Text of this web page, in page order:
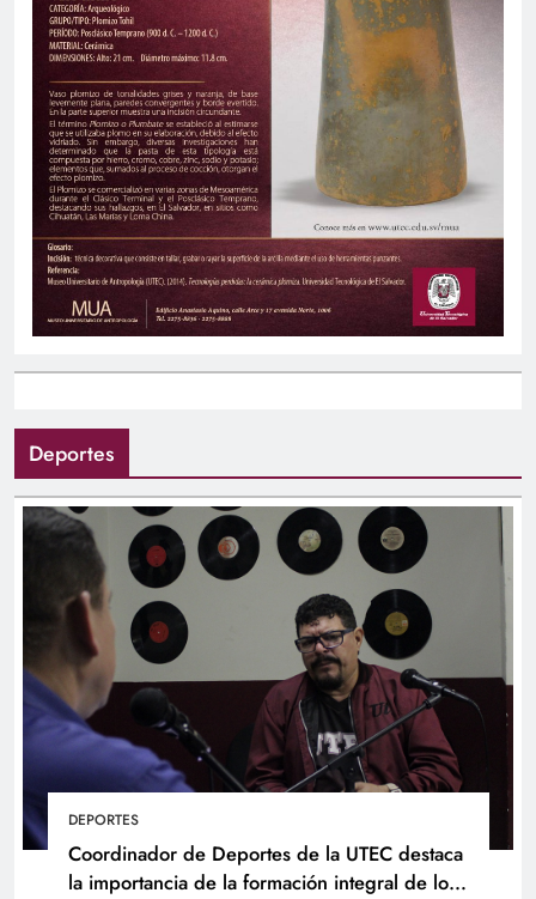
Deportes
DEPORTES
Coordinador de Deportes de la UTEC destaca
la importancia de la formación integral de los